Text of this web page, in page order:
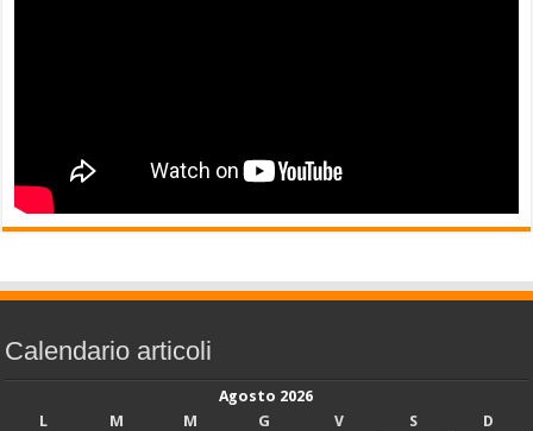
Calendario articoli
Agosto 2026
L
M M G V S
D